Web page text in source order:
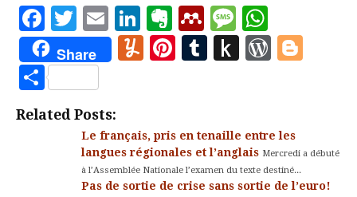
Trump souhaitait faire
réécrire cet accord. Il y
est donc parvenu,
d’abord avec le
Mexique. Les
négociations
compliquées…
Facebook
Twitter
EmailLinkedIn
Evernote
Mendeley
Message
Share Yummly
Pinterest
Tumblr
Push
Partager
Related Posts:
Le français, pris en tenaille entre les
langues régionales et l’anglais Mercredi a débuté
à l’Assemblée Nationale l’examen du texte destiné...
Pas de sortie de crise sans sortie de l’euro!